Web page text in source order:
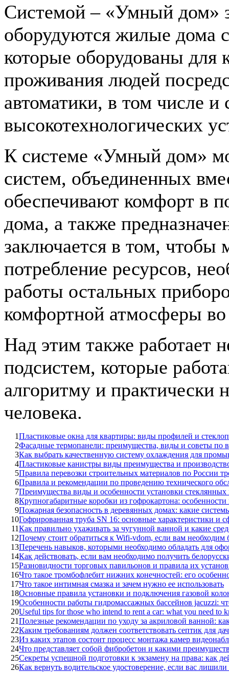
Системой – «Умный дом»
оборудуются жилые дома
которые оборудованы для
проживания людей
автоматики, в том числе
высокотехнологических
К системе «Умный дом»
систем, объединенных
обеспечивают комфорт в
дома, а также
заключается в том, чтобы
потребление ресурсов,
работы остальных
комфортной атмосферы
Над этим также работает
подсистем, которые
алгоритму и
человека.
1Пластиковые окна для квартиры: виды профилей и
2Фасадные термопанели: преимущества, виды и советы по
3Как выбрать качественную систему охлаждения для
4Пластиковые канистры виды преимущества и
5Правила перевозки строительных материалов по России
6Правила и рекомендации по проведению технического
7Преимущества виды и особенности установки стеклянных
8Крупногабаритные коробки из гофрокартона:
9Пожарная безопасность в деревянных домах: какие
10Гофрированная труба SN 16: основные характеристики и
11Как правильно ухаживать за чугунной ванной и какие
12Почему стоит обратиться к Wifi-vdom, если вам
13Перечень навыков, которыми необходимо обладать для
14Как действовать, если вам необходимо получить
15Разновидности торговых павильонов и правила их
16Что такое тромбофлебит нижних конечностей: его
17Что такое интимная смазка и зачем нужно ее использовать
18Основные правила установки и подключения газовой
19Особенности работы гидромассажных бассейнов jacuzzi:
20Useful tips for those who intend to rent a car: what you need to
21Полезные рекомендации по уходу за акриловой ванной:
22Каким требованиям должен соответствовать септик для
23Из каких этапов состоит процесс монтажа камер
24Что представляет собой фибробетон и какими
25Секреты успешной подготовки к экзамену на права: как
26Как вернуть водительское удостоверение, если вас